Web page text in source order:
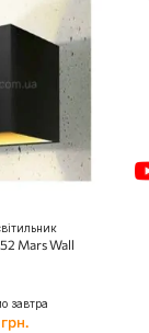
Mars Wall
завтра